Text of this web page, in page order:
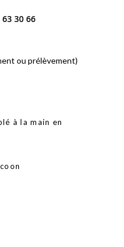
63 30 66
ou prélèvement)
à la main en